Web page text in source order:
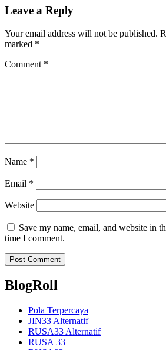
Leave a Reply
Your email address will not be published.
marked *
Comment *
Name *
Email *
Website
Save my name, email, and website in
time I comment.
BlogRoll
Pola Terpercaya
JIN33 Alternatif
RUSA33 Alternatif
RUSA 33